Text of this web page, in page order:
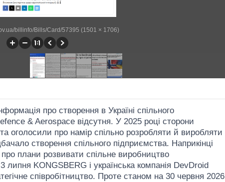
billinfo/Bills/Card/57395 (1501 × 1706)
про створення в Україні спільного
& Aerospace відсутня. У 2025 році сторони
оголосили про намір спільно розробляти й виробляти
створення спільного підприємства. Наприкінці
плани розвивати спільне виробництво
KONGSBERG і українська компанія DevDroid
співробітництво. Проте станом на 30 червня 2026